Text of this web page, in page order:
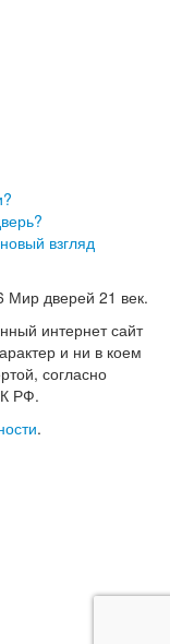
взгляд
Мир дверей 21 век.
интернет сайт
и ни в коем
согласно
РФ.
.